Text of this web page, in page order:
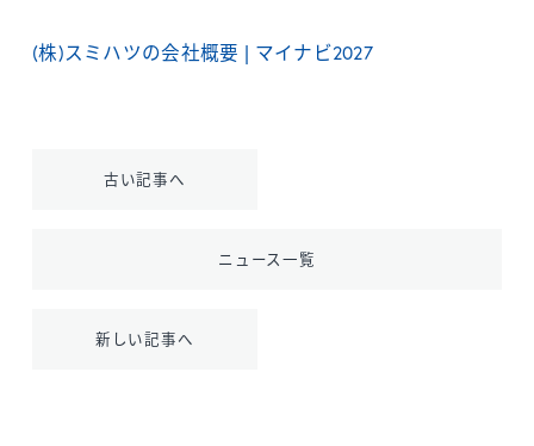
(株)スミハツの会社概要 | マイナビ2027
古い記事へ
ニュース一覧
新しい記事へ